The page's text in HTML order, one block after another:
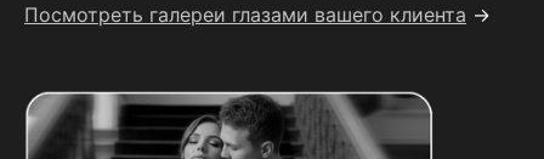
Посмотреть галереи глазами вашего клиента →